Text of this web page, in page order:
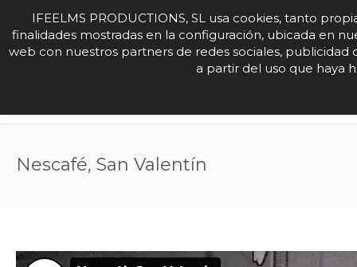
HOME ANIMA
Nescafé, San Valentín
IFEELMS PRODUCTIONS, SL usa cookies, tanto
finalidades mostradas en la configuración, ubicada en
web con nuestros partners de redes sociales,
a partir del uso que haya